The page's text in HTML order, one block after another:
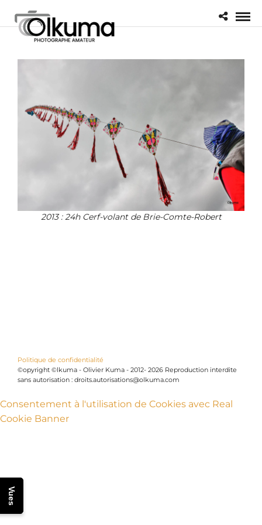
2013 : 24h Cerf-volant de Brie-Comte-Robert
Politique de confidentialité
©opyright ©lkuma - Olivier Kuma - 2012- 2026 Reproduction interdite
sans autorisation : droits.autorisations@olkuma.com
Vues
Consentement à l'utilisation de Cookies avec Real
Cookie Banner